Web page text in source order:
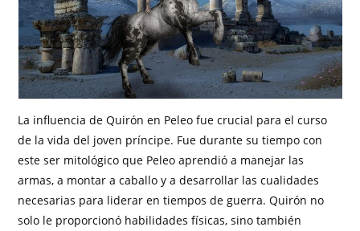
La influencia de Quirón en Peleo fue crucial para el curso
de la vida del joven príncipe. Fue durante su tiempo con
este ser mitológico que Peleo aprendió a manejar las
armas, a montar a caballo y a desarrollar las cualidades
necesarias para liderar en tiempos de guerra. Quirón no
solo le proporcionó habilidades físicas, sino también